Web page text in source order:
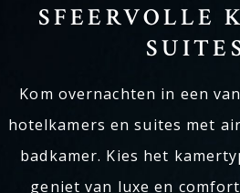
SFEERVOLLE
Kom overnachten in een
hotelkamers en suites met
badkamer. Kies het
geniet van luxe en